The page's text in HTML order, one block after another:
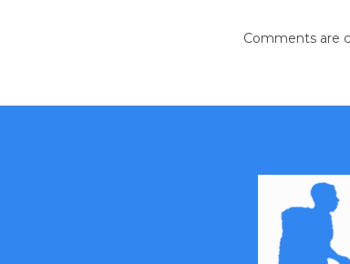
Comments are